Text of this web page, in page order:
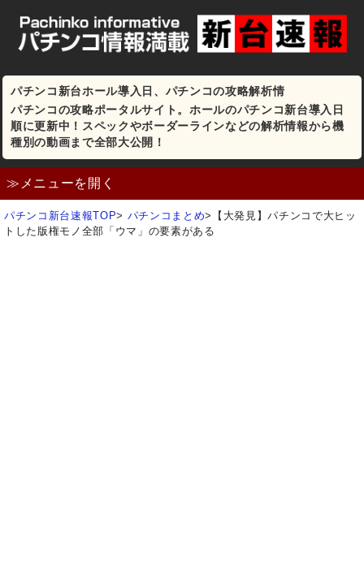
パチンコ新台ホール導入日、パチンコの攻略解析情
パチンコの攻略ポータルサイト。ホールのパチンコ新台導入日
順に更新中！スペックやボーダーラインなどの解析情報から機
種別の動画まで全部大公開！
≫メニューを開く
パチンコ新台速報TOP> パチンコまとめ>
【大発見】パチンコで大ヒッ
トした版権モノ全部「ウマ」の要素がある